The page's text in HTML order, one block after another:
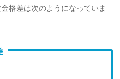
格差は次のようになっていま